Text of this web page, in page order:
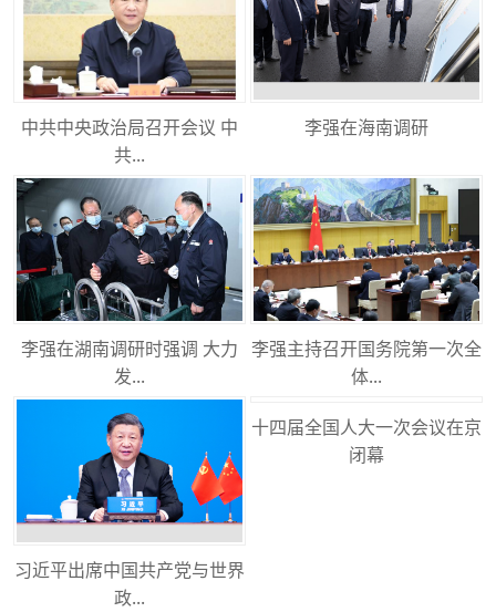
中共中央政治局召开会议 中
共...
李强在海南调研
李强在湖南调研时强调 大力
发...
李强主持召开国务院第一次全
体...
习近平出席中国共产党与世界
政...
十四届全国人大一次会议在京
闭幕